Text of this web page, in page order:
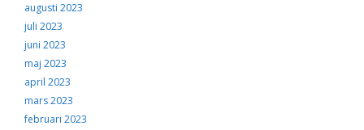
augusti 2023
juli 2023
juni 2023
maj 2023
april 2023
mars 2023
februari 2023